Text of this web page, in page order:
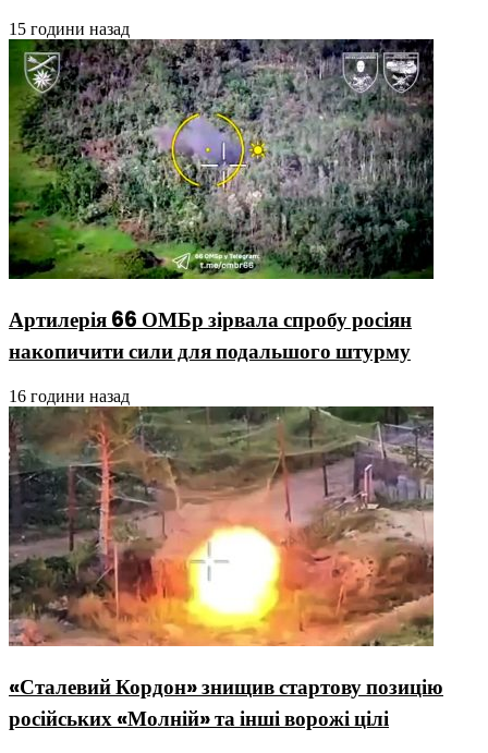
15 години назад
Артилерія 66 ОМБр зірвала спробу росіян
накопичити сили для подальшого штурму
16 години назад
«Сталевий Кордон» знищив стартову позицію
російських «Молній» та інші ворожі цілі